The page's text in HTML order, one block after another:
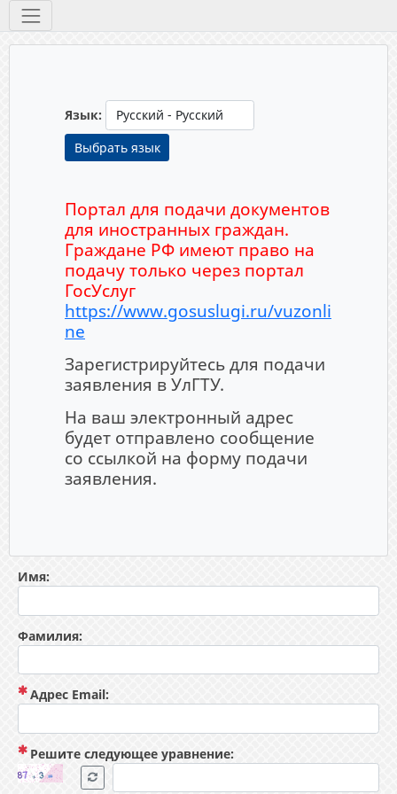
Инструменты
Язык:
Выбрать язык
Портал для подачи документов
для иностранных граждан.
Граждане РФ имеют право на
подачу только через портал
ГосУслуг
https://www.gosuslugi.ru/vuzonli
ne
Зарегистрируйтесь для подачи
заявления в УлГТУ.
На ваш электронный адрес
будет отправлено сообщение
со ссылкой на форму подачи
заявления.
Имя:
Фамилия:
Адрес Email:(Обязательный)
Решите следующее уравнение:(Обязательный)